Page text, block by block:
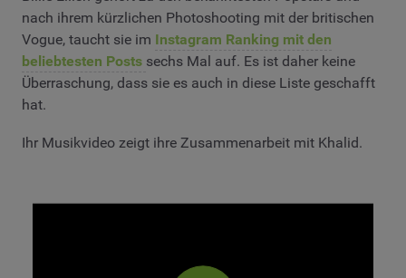
nach ihrem kürzlichen Photoshooting mit der britischen
Vogue, taucht sie im Instagram Ranking mit den
beliebtesten Posts sechs Mal auf. Es ist daher keine
Überraschung, dass sie es auch in diese Liste geschafft
hat.
Ihr Musikvideo zeigt ihre Zusammenarbeit mit Khalid.